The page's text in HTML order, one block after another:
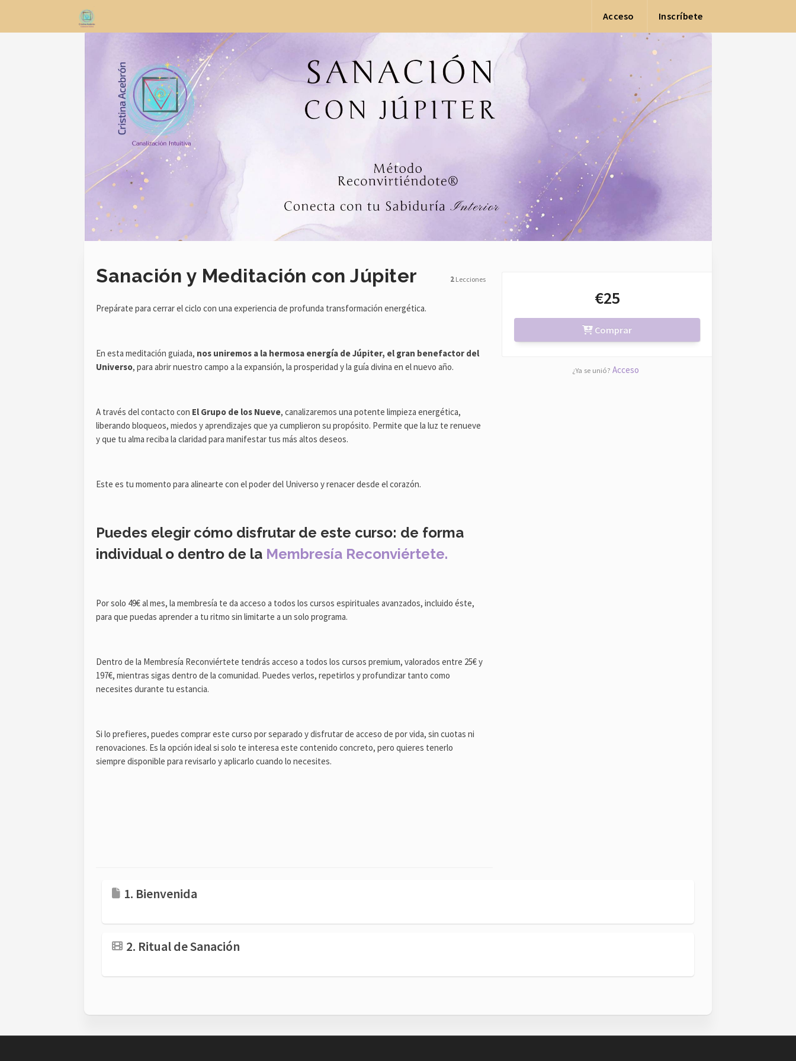
Acceso Inscríbete
Sanación y Meditación con Júpiter
Prepárate para cerrar el ciclo con una experiencia de profunda transformación energética.
En esta meditación guiada, nos uniremos a la hermosa energía de Júpiter, el gran benefactor del
Universo, para abrir nuestro campo a la expansión, la prosperidad y la guía divina en el nuevo año.
A través del contacto con El Grupo de los Nueve, canalizaremos una potente limpieza energética,
liberando bloqueos, miedos y aprendizajes que ya cumplieron su propósito. Permite que la luz te renueve
y que tu alma reciba la claridad para manifestar tus más altos deseos.
Este es tu momento para alinearte con el poder del Universo y renacer desde el corazón.
Puedes elegir cómo disfrutar de este curso: de forma
individual o dentro de la Membresía Reconviértete.
Por solo 49€ al mes, la membresía te da acceso a todos los cursos espirituales avanzados, incluido éste,
para que puedas aprender a tu ritmo sin limitarte a un solo programa.​
Dentro de la Membresía Reconviértete tendrás acceso a todos los cursos premium, valorados entre 25€ y
197€, mientras sigas dentro de la comunidad. Puedes verlos, repetirlos y profundizar tanto como
necesites durante tu estancia.​
Si lo prefieres, puedes comprar este curso por separado y disfrutar de acceso de por vida, sin cuotas ni
renovaciones. Es la opción ideal si solo te interesa este contenido concreto, pero quieres tenerlo
siempre disponible para revisarlo y aplicarlo cuando lo necesites.
2 Lecciones
€25
Comprar
¿Ya se unió? Acceso
1. Bienvenida
2. Ritual de Sanación